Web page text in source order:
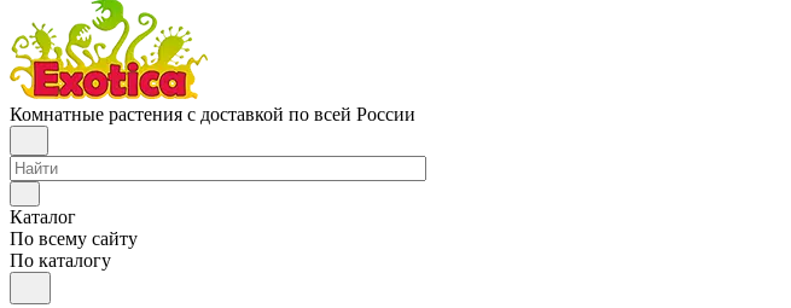
Комнатные растения с доставкой по всей России
Каталог
По всему сайту
По каталогу